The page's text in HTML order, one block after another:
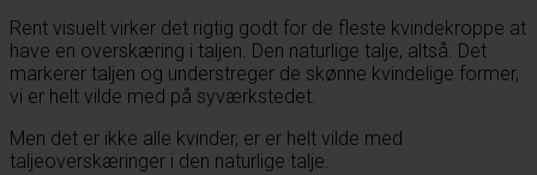
Rent visuelt virker det rigtig godt for de fleste kvindekroppe at
have en overskæring i taljen. Den naturlige talje, altså. Det
markerer taljen og understreger de skønne kvindelige former,
vi er helt vilde med på syværkstedet.
Men det er ikke alle kvinder, er er helt vilde med
taljeoverskæringer i den naturlige talje.